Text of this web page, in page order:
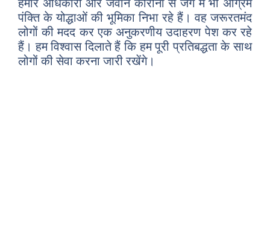
हमारे अधिकारी और जवान कोरोना से जंग में भी अग्रिम
पंक्ति के योद्धाओं की भूमिका निभा रहे हैं। वह जरूरतमंद
लोगों की मदद कर एक अनुकरणीय उदाहरण पेश कर रहे
हैं। हम विश्वास दिलाते हैं कि हम पूरी प्रतिबद्धता के साथ
लोगों की सेवा करना जारी रखेंगे।